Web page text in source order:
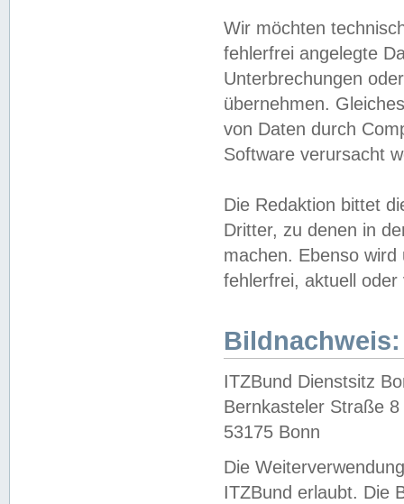
Wir möchten
fehlerfrei angelegte
Unterbrechungen
übernehmen.
von Daten durch
Software verursacht
Die Redaktion bittet
Dritter, zu denen in
machen. Ebenso
fehlerfrei, aktuell oder
Bildnachweis:
ITZBund Dienstsitz
Bernkasteler Straße 8
53175 Bonn
Die
ITZBund erlaubt. Die